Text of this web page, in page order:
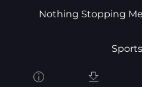
Nothing Stopping